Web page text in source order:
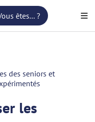
êtes... ?
des seniors et
les